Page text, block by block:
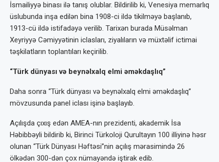
İsmailiyyə binası ilə tanış olublar. Bildirilib ki, Venesiya memarlıq
üslubunda inşa edilən bina 1908-ci ildə tikilməyə başlanıb,
1913-cü ildə istifadəyə verilib. Tarixən burada Müsəlman
Xeyriyyə Cəmiyyətinin iclasları, ziyalıların və müxtəlif ictimai
təşkilatların toplantıları keçirilib.
“Türk dünyası və beynəlxalq elmi əməkdaşlıq”
Daha sonra “Türk dünyası və beynəlxalq elmi əməkdaşlıq”
mövzusunda panel iclası işinə başlayıb.
Açılışda çıxış edən AMEA-nın prezidenti, akademik İsa
Həbibbəyli bildirib ki, Birinci Türkoloji Qurultayın 100 illiyinə həsr
olunan “Türk Dünyası Həftəsi”nin açılış mərasimində 26
ölkədən 300-dən çox nümayəndə iştirak edib.